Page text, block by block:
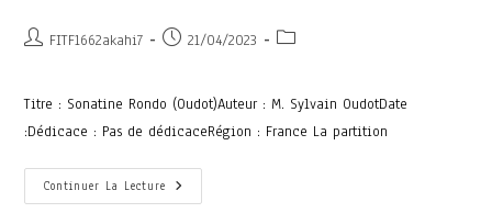
FITF1662akahi7 21/04/2023
Titre : Sonatine Rondo (Oudot)Auteur : M. Sylvain OudotDate
:Dédicace : Pas de dédicaceRégion : France La partition
Continuer La Lecture